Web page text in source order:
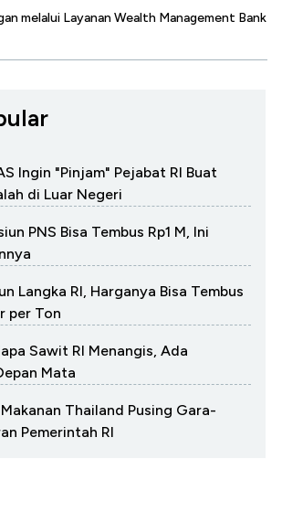
melalui Layanan Wealth Management Bank
Ingin "Pinjam" Pejabat RI Buat
di Luar Negeri
PNS Bisa Tembus Rp1 M, Ini
Langka RI, Harganya Bisa Tembus
per Ton
Sawit RI Menangis, Ada
Mata
Thailand Pusing Gara-
Pemerintah RI